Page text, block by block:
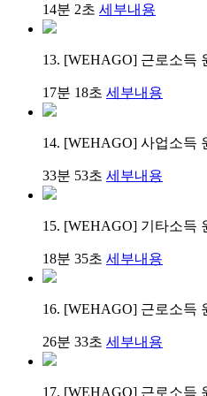
14분 2초 세부내용
13. [WEHAGO] 근로소득
17분 18초 세부내용
14. [WEHAGO] 사업소득
33분 53초 세부내용
15. [WEHAGO] 기타소득
18분 35초 세부내용
16. [WEHAGO] 근로소득
26분 33초 세부내용
17. [WEHAGO] 근로소득